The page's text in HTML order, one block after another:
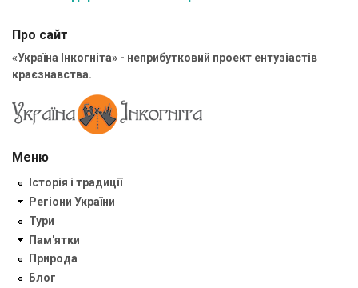
Про сайт
«Україна Інкогніта» - неприбутковий проект ентузіастів
краєзнавства.
Меню
Історія і традиції
Регіони України
Тури
Пам'ятки
Природа
Блог